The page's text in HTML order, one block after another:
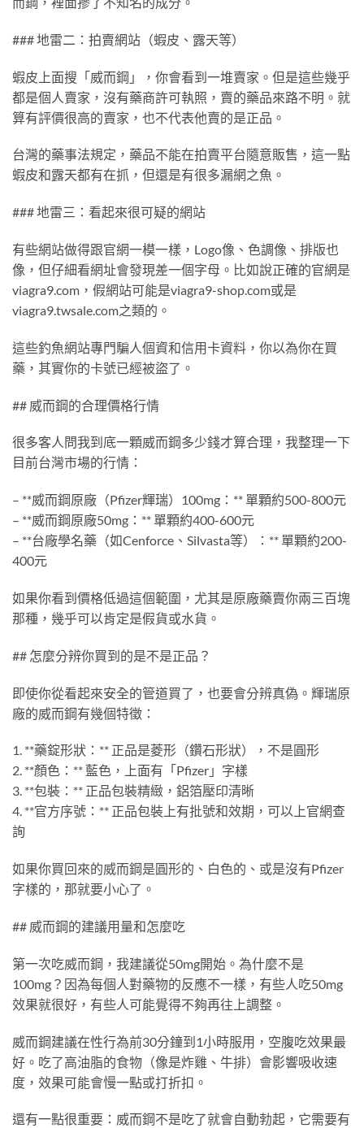
### 地雷二：拍賣網站（蝦皮、露天等）
蝦皮上面搜「威而鋼」，你會看到一堆賣家。但是這些幾乎
都是個人賣家，沒有藥商許可執照，賣的藥品來路不明。就
算有評價很高的賣家，也不代表他賣的是正品。
台灣的藥事法規定，藥品不能在拍賣平台隨意販售，這一點
蝦皮和露天都有在抓，但還是有很多漏網之魚。
### 地雷三：看起來很可疑的網站
有些網站做得跟官網一模一樣，Logo像、色調像、排版也
像，但仔細看網址會發現差一個字母。比如說正確的官網是
viagra9.com，假網站可能是viagra9-shop.com或是
viagra9.twsale.com之類的。
這些釣魚網站專門騙人個資和信用卡資料，你以為你在買
藥，其實你的卡號已經被盜了。
## 威而鋼的合理價格行情
很多客人問我到底一顆威而鋼多少錢才算合理，我整理一下
目前台灣市場的行情：
– **威而鋼原廠（Pfizer輝瑞）100mg：** 單顆約500-800元
– **威而鋼原廠50mg：** 單顆約400-600元
– **台廠學名藥（如Cenforce、Silvasta等）：** 單顆約200-
400元
如果你看到價格低過這個範圍，尤其是原廠藥賣你兩三百塊
那種，幾乎可以肯定是假貨或水貨。
## 怎麼分辨你買到的是不是正品？
即使你從看起來安全的管道買了，也要會分辨真偽。輝瑞原
廠的威而鋼有幾個特徵：
1. **藥錠形狀：** 正品是菱形（鑽石形狀），不是圓形
2. **顏色：** 藍色，上面有「Pfizer」字樣
3. **包裝：** 正品包裝精緻，鋁箔壓印清晰
4. **官方序號：** 正品包裝上有批號和效期，可以上官網查
詢
如果你買回來的威而鋼是圓形的、白色的、或是沒有Pfizer
字樣的，那就要小心了。
## 威而鋼的建議用量和怎麼吃
第一次吃威而鋼，我建議從50mg開始。為什麼不是
100mg？因為每個人對藥物的反應不一樣，有些人吃50mg
效果就很好，有些人可能覺得不夠再往上調整。
威而鋼建議在性行為前30分鐘到1小時服用，空腹吃效果最
好。吃了高油脂的食物（像是炸雞、牛排）會影響吸收速
度，效果可能會慢一點或打折扣。
還有一點很重要：威而鋼不是吃了就會自動勃起，它需要有